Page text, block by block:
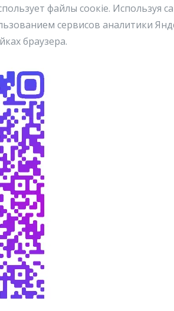
файлы cоокіe. Используя
сервисов аналитики
браузера.